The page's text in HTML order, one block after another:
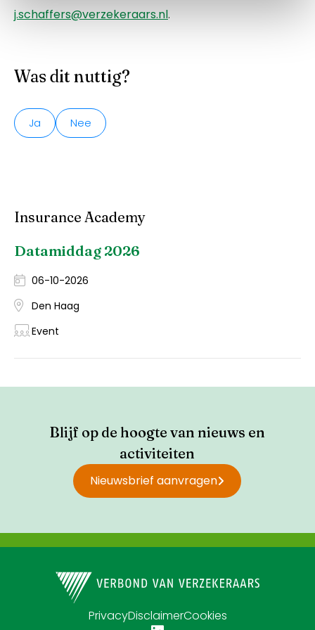
j.schaffers@verzekeraars.nl.
Was dit nuttig?
Ja Nee
Insurance Academy
Datamiddag 2026
06-10-2026
Den Haag
Event
Blijf op de hoogte van nieuws en
activiteiten
Nieuwsbrief aanvragen
PrivacyDisclaimerCookies